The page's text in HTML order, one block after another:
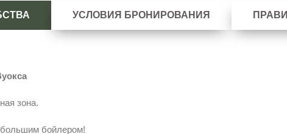
УСЛОВИЯ БРОНИРОВАНИЯ
зона.
бойлером!